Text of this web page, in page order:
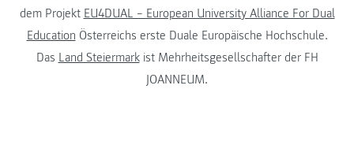
dem Projekt EU4DUAL – European University Alliance For Dual
Education Österreichs erste Duale Europäische Hochschule.
Das Land Steiermarkist Mehrheitsgesellschafter der FH
JOANNEUM.